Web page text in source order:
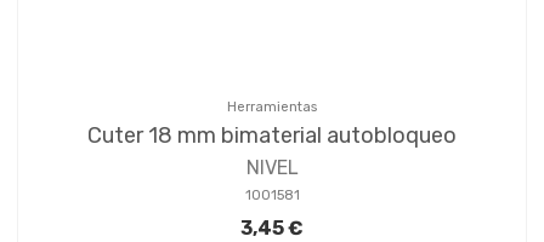
Herramientas
Cuter 18 mm bimaterial autobloqueo
NIVEL
1001581
3,45 €